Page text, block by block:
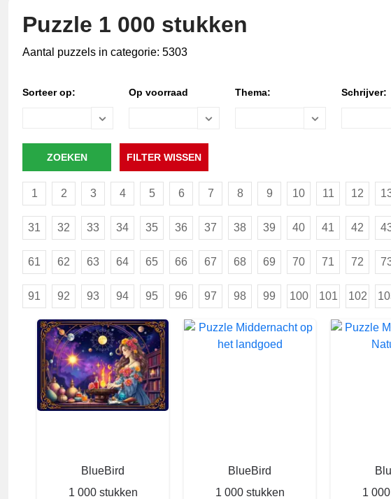
Puzzle 1 000 stukken
Aantal puzzels in categorie: 5303
Sorteer op: Op voorraad Thema: Schrijver:
1 2 3 4 5 6 7 8 9 10 11 12
31 32 33 34 35 36 37 38 39 40 41 42
61 62 63 64 65 66 67 68 69 70 71 72
91 92 93 94 95 96 97 98 99 100 101 102
BlueBird
1 000 stukken
BlueBird
1 000 stukken
1